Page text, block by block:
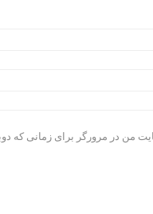
من در مرورگر برای زمانی که